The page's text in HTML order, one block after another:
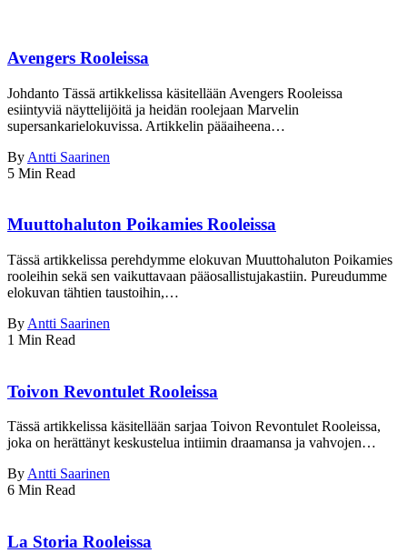
Avengers Rooleissa
Johdanto Tässä artikkelissa käsitellään Avengers Rooleissa
esiintyviä näyttelijöitä ja heidän roolejaan Marvelin
supersankarielokuvissa. Artikkelin pääaiheena…
By Antti Saarinen
5 Min Read
Muuttohaluton Poikamies Rooleissa
Tässä artikkelissa perehdymme elokuvan Muuttohaluton Poikamies
rooleihin sekä sen vaikuttavaan pääosallistujakastiin. Pureudumme
elokuvan tähtien taustoihin,…
By Antti Saarinen
1 Min Read
Toivon Revontulet Rooleissa
Tässä artikkelissa käsitellään sarjaa Toivon Revontulet Rooleissa,
joka on herättänyt keskustelua intiimin draamansa ja vahvojen…
By Antti Saarinen
6 Min Read
La Storia Rooleissa